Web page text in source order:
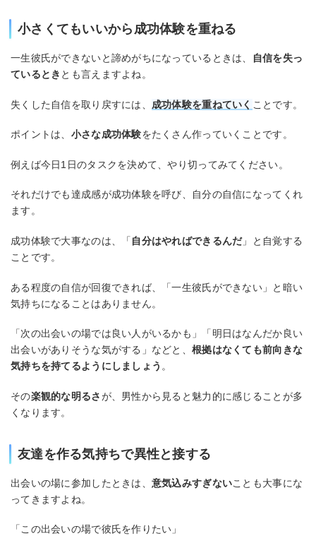
小さくてもいいから成功体験を重ねる
一生彼氏ができないと諦めがちになっているときは、
自信を失っ
ているとき とも言えますよね。
失くした自信を取り戻すには、 成功体験を重ねていく ことです。
ポイントは、 小さな成功体験をたくさん作っていくことです。
例えば今日1日のタスクを決めて、やり切ってみてください。
それだけでも達成感が成功体験を呼び、自分の自信になってくれ
ます。
成功体験で大事なのは、「 自分はやればできるんだ」と自覚する
ことです。
ある程度の自信が回復できれば、「一生彼氏ができない」と暗い
気持ちになることはありません。
「次の出会いの場では良い人がいるかも」「明日はなんだか良い
出会いがありそうな気がする」などと、根拠はなくても前向きな
気持ちを持てるようにしましょう 。
その楽観的な明るさが、男性から見ると魅力的に感じることが多
くなります。
友達を作る気持ちで異性と接する
出会いの場に参加したときは、 意気込みすぎないことも大事にな
ってきますよね。
「この出会いの場で彼氏を作りたい」